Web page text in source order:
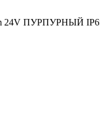
24V ПУРПУРНЫЙ